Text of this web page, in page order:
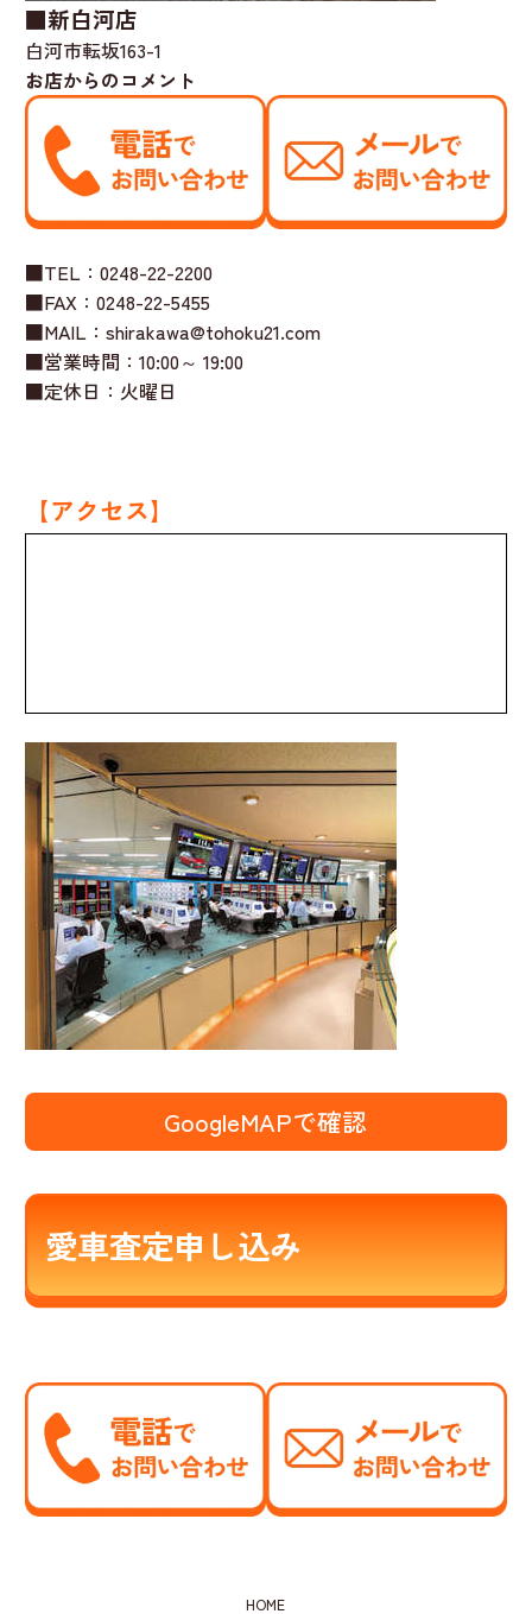
■新白河店
白河市転坂163-1
お店からのコメント
■TEL：0248-22-2200
■FAX：0248-22-5455
■MAIL：shirakawa@tohoku21.com
■営業時間：10:00～ 19:00
■定休日：火曜日
【アクセス】
GoogleMAPで確認
愛車査定申し込み
HOME